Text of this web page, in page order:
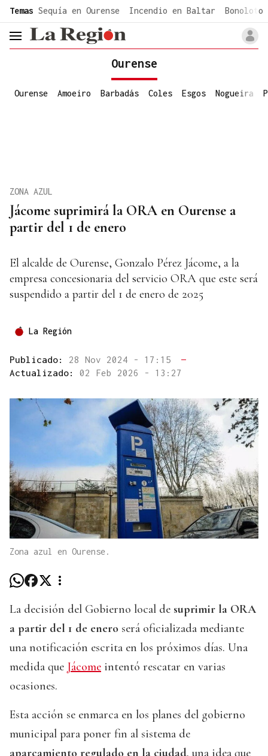
common.go-to-content
Temas Sequía en Ourense Incendio en Baltar Bonoloto
header.menu.open
Ourense
Ourense Amoeiro Barbadás Coles Esgos Nogueira
Jácome suprimirá la ORA en Ourense a
partir del 1 de enero
ZONA AZUL
El alcalde de Ourense, Gonzalo Pérez Jácome, a la
empresa concesionaria del servicio ORA que este será
suspendido a partir del 1 de enero de 2025
La Región
Publicado: 28 Nov 2024 - 17:15
—
Actualizado: 02 Feb 2026 - 13:27
Zona azul en Ourense.
La decisión del Gobierno local de suprimir la ORA
a partir del 1 de enero será oficializada mediante
una notificación escrita en los próximos días. Una
medida que Jácome intentó rescatar en varias
ocasiones.
Esta acción se enmarca en los planes del gobierno
municipal para poner fin al sistema de